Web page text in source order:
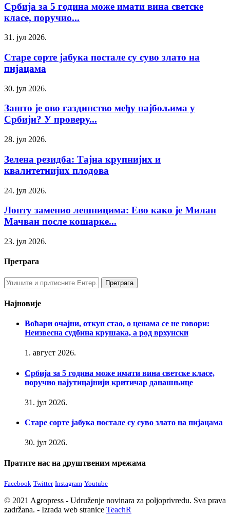
Србија за 5 година може имати вина светске
класе, поручио...
31. јул 2026.
Старе сорте јабука постале су суво злато на
пијацама
30. јул 2026.
Зашто је ово газдинство међу најбољима у
Србији? У проверу...
28. јул 2026.
Зелена резидба: Тајна крупнијих и
квалитетнијих плодова
24. јул 2026.
Лопту заменио лешницима: Ево како је Милан
Мачван после кошарке...
23. јул 2026.
Претрага
Најновије
Воћари очајни, откуп стао, о ценама се не говори:
Неизвесна судбина крушака, а род врхунски
1. август 2026.
Србија за 5 година може имати вина светске класе,
поручио најутицајнији критичар данашњице
31. јул 2026.
Старе сорте јабука постале су суво злато на пијацама
30. јул 2026.
Пратите нас на друштвеним мрежама
Facebook Twitter Instagram Youtube
© 2021 Agropress - Udruženje novinara za poljoprivredu. Sva prava
zadržana. - Izrada web stranice TeachR